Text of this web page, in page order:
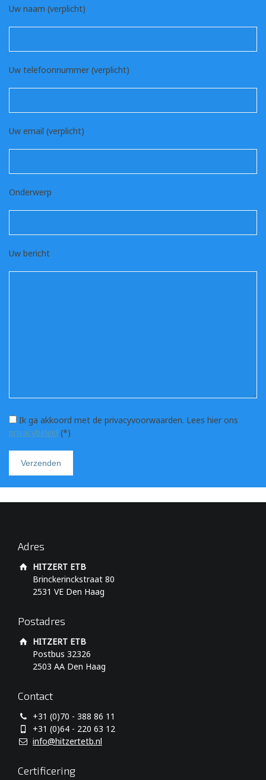
Uw naam (verplicht)
Uw telefoonnummer (verplicht)
Uw email (verplicht)
Onderwerp
Uw bericht
Ik ga akkoord met de privacyvoorwaarden. Lees hier ons
privacybeleid (*)
Adres
HITZERT ETB
Brinckerinckstraat 80
2531 VE Den Haag
Postadres
HITZERT ETB
Postbus 32326
2503 AA Den Haag
Contact
+31 (0)70 - 388 86 11
+31 (0)64 - 220 63 12
info@hitzertetb.nl
Certificering